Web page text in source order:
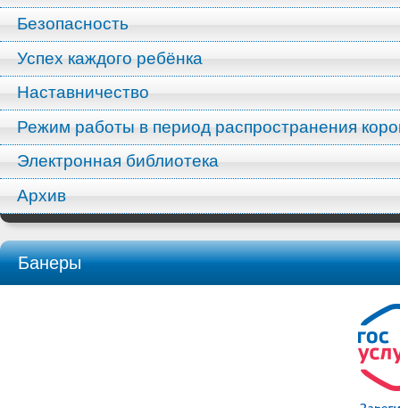
Безопасность
Успех каждого ребёнка
Наставничество
Режим работы в период распространения
Электронная библиотека
Архив
Банеры